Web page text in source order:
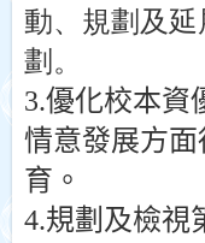
動、規劃及
劃。
3.優化校本資
情意發展方
育。
4.規劃及檢視